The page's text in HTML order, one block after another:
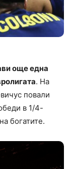
още една
. На
повали
в 1/4-
богатите.